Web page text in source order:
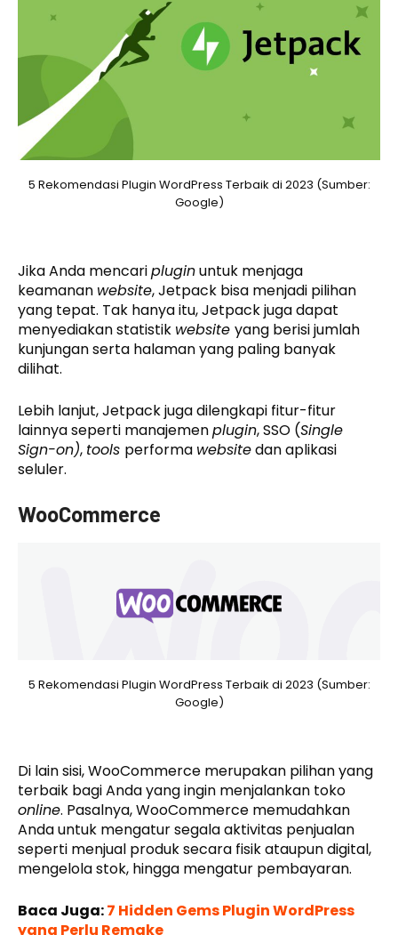
5 Rekomendasi Plugin WordPress Terbaik di 2023 (Sumber:
Google)
Jika Anda mencaripluginuntuk menjaga
keamanan website, Jetpack bisa menjadi pilihan
yang tepat. Tak hanya itu, Jetpack juga dapat
menyediakan statistik website yang berisi jumlah
kunjungan serta halaman yang paling banyak
dilihat.
Lebih lanjut, Jetpack juga dilengkapi fitur-fitur
lainnya seperti manajemenplugin, SSO (Single
Sign-on), tools performa websitedan aplikasi
seluler.
WooCommerce
5 Rekomendasi Plugin WordPress Terbaik di 2023 (Sumber:
Google)
Di lain sisi, WooCommerce merupakan pilihan yang
terbaik bagi Anda yang ingin menjalankan toko
online. Pasalnya, WooCommerce memudahkan
Anda untuk mengatur segala aktivitas penjualan
seperti menjual produk secara fisik ataupun digital,
mengelola stok, hingga mengatur pembayaran.
Baca Juga:7 Hidden Gems Plugin WordPress
yang Perlu Remake